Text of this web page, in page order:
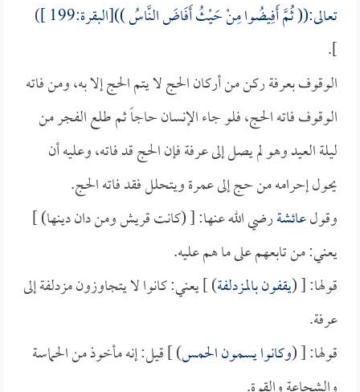
تعالى:(( ثُمَّ أَفِيضُوا مِنْ حَيْثُ أَفَاضَ النَّاسُ ))[البقرة:199 ]
)
].
الوقوف بعرفة ركن من أركان الحج لا يتم الحج إلا به، ومن فاته
الوقوف فاته الحج، فلو جاء الإنسان حاجاً ثم طلع الفجر من
ليلة العيد وهو لم يصل إلى عرفة فإن الحج قد فاته، وعليه أن
يحول إحرامه من حج إلى عمرة ويتحلل فقد فاته الحج.
وقولعائشةرضي الله عنها: [ (كانت قريش ومن دان دينها) ]
يعني: من تابعهم على ما هم عليه.
قولها: [ (يقفون بالمزدلفة) ] يعني: كانوا لا يتجاوزون مزدلفة إلى
عرفة.
قولها: [ (وكانوا يسمون الحمس) ] قيل: إنه مأخوذ من الحماسة